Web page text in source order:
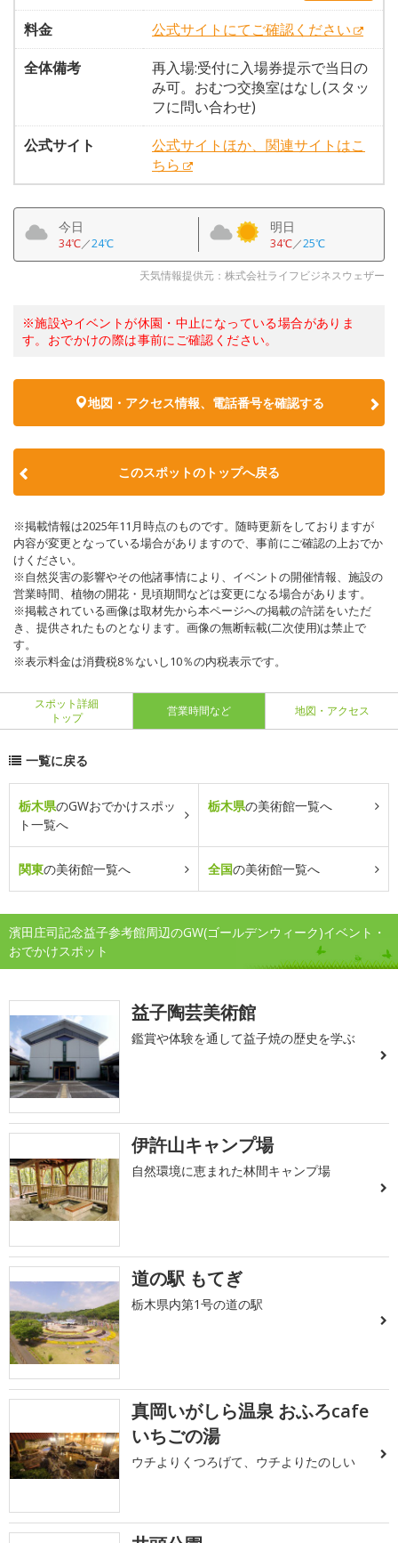
料金
公式サイトにてご確認ください
全体備考
再入場:受付に入場券提示で当日の
み可。おむつ交換室はなし(スタッ
フに問い合わせ)
公式サイト
公式サイトほか、関連サイトはこ
ちら
今日
34℃／24℃
明日
34℃／25℃
天気情報提供元：株式会社ライフビジネスウェザー
※施設やイベントが休園・中止になっている場合がありま
す。おでかけの際は事前にご確認ください。
地図・アクセス情報、電話番号を確認する
このスポットのトップへ戻る
※掲載情報は2025年11月時点のものです。随時更新をしておりますが
内容が変更となっている場合がありますので、事前にご確認の上おでか
けください。
※自然災害の影響やその他諸事情により、イベントの開催情報、施設の
営業時間、植物の開花・見頃期間などは変更になる場合があります。
※掲載されている画像は取材先から本ページへの掲載の許諾をいただ
き、提供されたものとなります。画像の無断転載(二次使用)は禁止で
す。
※表示料金は消費税8％ないし10％の内税表示です。
スポット詳細
トップ
営業時間など 地図・アクセス
一覧に戻る
栃木県のGWおでかけスポッ
ト一覧へ
栃木県の美術館一覧へ
関東の美術館一覧へ 全国の美術館一覧へ
濱田庄司記念益子参考館周辺のGW(ゴールデンウィーク)イベント・
おでかけスポット
益子陶芸美術館
鑑賞や体験を通して益子焼の歴史を学ぶ
伊許山キャンプ場
自然環境に恵まれた林間キャンプ場
道の駅 もてぎ
栃木県内第1号の道の駅
真岡いがしら温泉 おふろcafe
いちごの湯
ウチよりくつろげて、ウチよりたのしい